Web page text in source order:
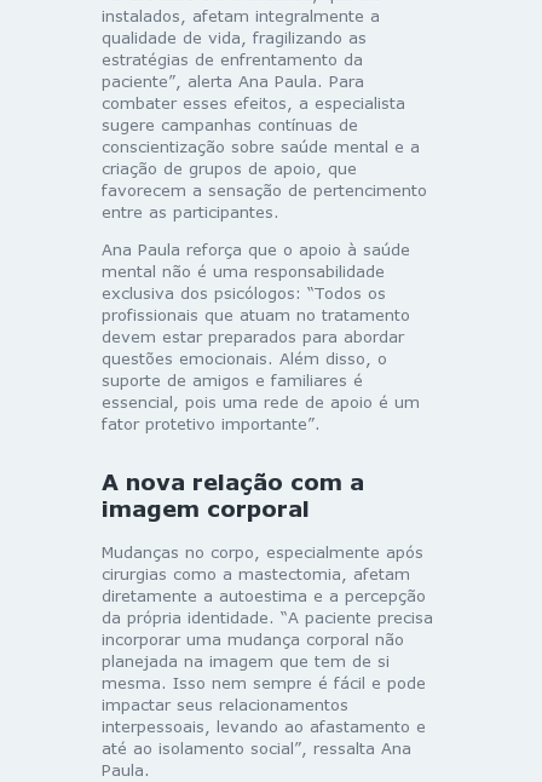
instalados, afetam integralmente a
qualidade de vida, fragilizando as
estratégias de enfrentamento da
paciente”, alerta Ana Paula. Para
combater esses efeitos, a especialista
sugere campanhas contínuas de
conscientização sobre saúde mental e a
criação de grupos de apoio, que
favorecem a sensação de pertencimento
entre as participantes.
Ana Paula reforça que o apoio à saúde
mental não é uma responsabilidade
exclusiva dos psicólogos: “Todos os
profissionais que atuam no tratamento
devem estar preparados para abordar
questões emocionais. Além disso, o
suporte de amigos e familiares é
essencial, pois uma rede de apoio é um
fator protetivo importante”.
A nova relação com a
imagem corporal
Mudanças no corpo, especialmente após
cirurgias como a mastectomia, afetam
diretamente a autoestima e a percepção
da própria identidade. “A paciente precisa
incorporar uma mudança corporal não
planejada na imagem que tem de si
mesma. Isso nem sempre é fácil e pode
impactar seus relacionamentos
interpessoais, levando ao afastamento e
até ao isolamento social”, ressalta Ana
Paula.